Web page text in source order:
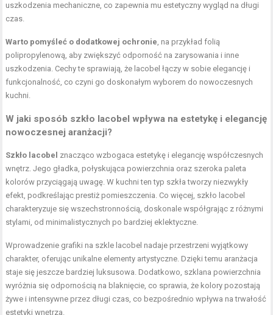
uszkodzenia mechaniczne, co zapewnia mu estetyczny wygląd na długi
czas.
Warto pomyśleć o dodatkowej ochronie, na przykład folią
polipropylenową, aby zwiększyć odporność na zarysowania i inne
uszkodzenia. Cechy te sprawiają, że lacobel łączy w sobie elegancję i
funkcjonalność, co czyni go doskonałym wyborem do nowoczesnych
kuchni.
W jaki sposób szkło lacobel wpływa na estetykę i elegancję
nowoczesnej aranżacji?
Szkło lacobel znacząco wzbogaca estetykę i elegancję współczesnych
wnętrz. Jego gładka, połyskująca powierzchnia oraz szeroka paleta
kolorów przyciągają uwagę. W kuchni ten typ szkła tworzy niezwykły
efekt, podkreślając prestiż pomieszczenia. Co więcej, szkło lacobel
charakteryzuje się wszechstronnością, doskonale współgrając z różnymi
stylami, od minimalistycznych po bardziej eklektyczne.
Wprowadzenie grafiki na szkle lacobel nadaje przestrzeni wyjątkowy
charakter, oferując unikalne elementy artystyczne. Dzięki temu aranżacja
staje się jeszcze bardziej luksusowa. Dodatkowo, szklana powierzchnia
wyróżnia się odpornością na blaknięcie, co sprawia, że kolory pozostają
żywe i intensywne przez długi czas, co bezpośrednio wpływa na trwałość
estetyki wnętrza.